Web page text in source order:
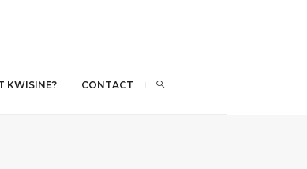
KWISINE? CONTACT